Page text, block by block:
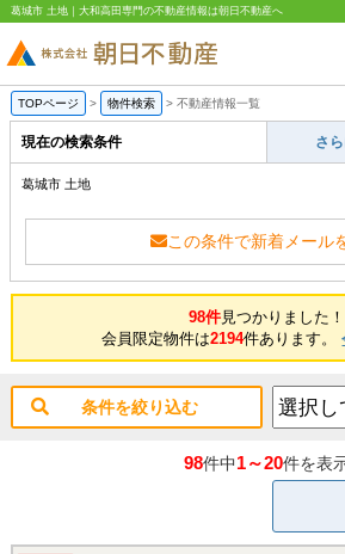
葛城市 土地｜大和高田専門の不動産情報は朝日不動産へ
TOPページ > 物件検索 > 不動産情報一覧
現在の検索条件 さ
葛城市 土地
この条件で新着メール
98件見つかりました！
会員限定物件は2194件あります。
条件を絞り込む
98件中1～20件を表